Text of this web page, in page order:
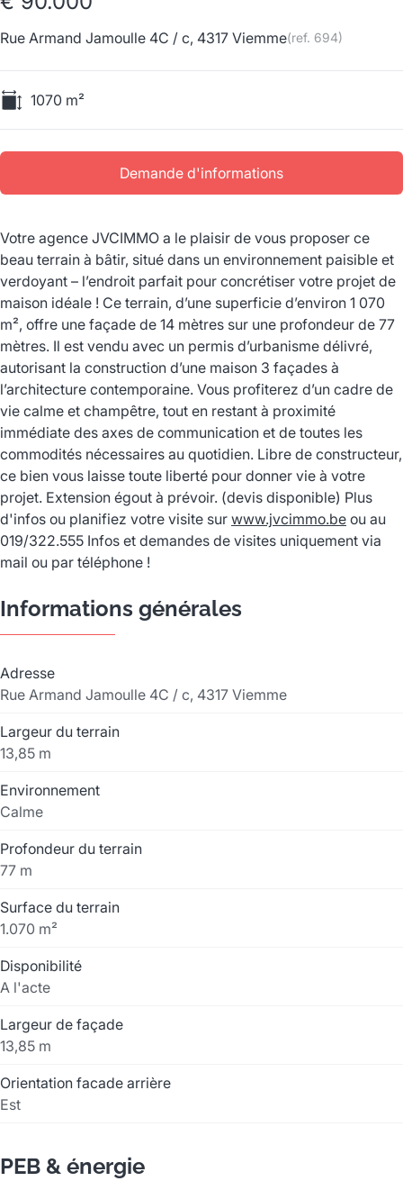
Rue Armand Jamoulle 4C / c, 4317 Viemme(ref. 694)
1070 m²
Demande d'informations
Votre agence JVCIMMO a le plaisir de vous proposer ce
beau terrain à bâtir, situé dans un environnement paisible et
verdoyant – l’endroit parfait pour concrétiser votre projet de
maison idéale ! Ce terrain, d’une superficie d’environ 1 070
m², offre une façade de 14 mètres sur une profondeur de 77
mètres. Il est vendu avec un permis d’urbanisme délivré,
autorisant la construction d’une maison 3 façades à
l’architecture contemporaine. Vous profiterez d’un cadre de
vie calme et champêtre, tout en restant à proximité
immédiate des axes de communication et de toutes les
commodités nécessaires au quotidien. Libre de constructeur,
ce bien vous laisse toute liberté pour donner vie à votre
projet. Extension égout à prévoir. (devis disponible) Plus
d'infos ou planifiez votre visite sur www.jvcimmo.be ou au
019/322.555 Infos et demandes de visites uniquement via
mail ou par téléphone !
Informations générales
Adresse
Rue Armand Jamoulle 4C / c, 4317 Viemme
Largeur du terrain
13,85 m
Environnement
Calme
Profondeur du terrain
77 m
Surface du terrain
1.070 m²
Disponibilité
A l'acte
Largeur de façade
13,85 m
Orientation facade arrière
Est
PEB & énergie